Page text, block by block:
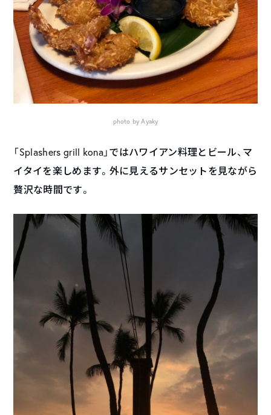
photo by Ayaky
「Splashers grill kona」ではハワイアン料理とビール、マ
イタイを楽しめます。外に見えるサンセットを見ながら
贅沢な時間です。